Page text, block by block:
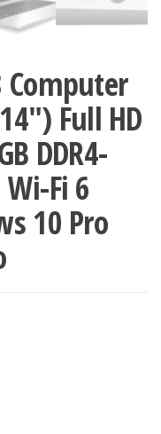
Computer
Full HD
DDR4-
Wi-Fi 6
10 Pro